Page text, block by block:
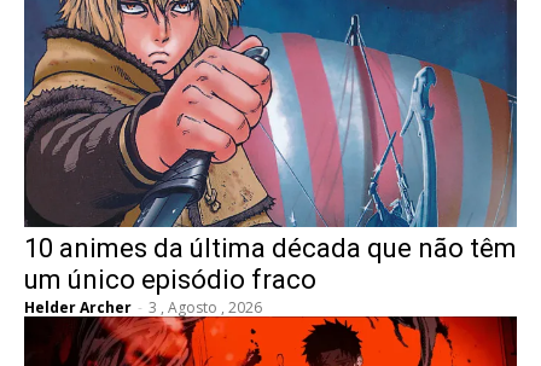
10 animes da última década que não têm
um único episódio fraco
Helder Archer - 3 , Agosto , 2026